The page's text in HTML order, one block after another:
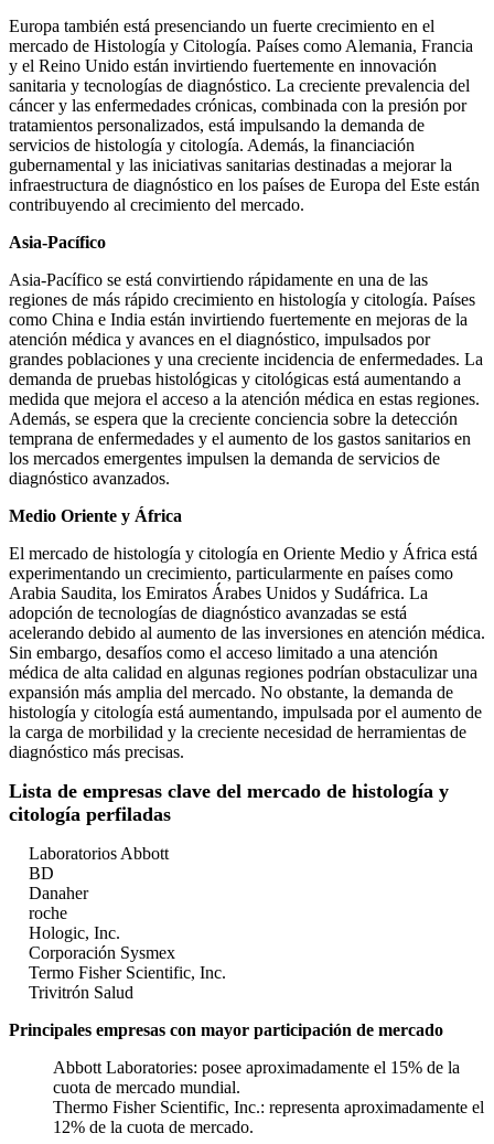
Europa también está presenciando un fuerte crecimiento en el
mercado de Histología y Citología. Países como Alemania, Francia
y el Reino Unido están invirtiendo fuertemente en innovación
sanitaria y tecnologías de diagnóstico. La creciente prevalencia del
cáncer y las enfermedades crónicas, combinada con la presión por
tratamientos personalizados, está impulsando la demanda de
servicios de histología y citología. Además, la financiación
gubernamental y las iniciativas sanitarias destinadas a mejorar la
infraestructura de diagnóstico en los países de Europa del Este están
contribuyendo al crecimiento del mercado.
Asia-Pacífico
Asia-Pacífico se está convirtiendo rápidamente en una de las
regiones de más rápido crecimiento en histología y citología. Países
como China e India están invirtiendo fuertemente en mejoras de la
atención médica y avances en el diagnóstico, impulsados ​​por
grandes poblaciones y una creciente incidencia de enfermedades. La
demanda de pruebas histológicas y citológicas está aumentando a
medida que mejora el acceso a la atención médica en estas regiones.
Además, se espera que la creciente conciencia sobre la detección
temprana de enfermedades y el aumento de los gastos sanitarios en
los mercados emergentes impulsen la demanda de servicios de
diagnóstico avanzados.
Medio Oriente y África
El mercado de histología y citología en Oriente Medio y África está
experimentando un crecimiento, particularmente en países como
Arabia Saudita, los Emiratos Árabes Unidos y Sudáfrica. La
adopción de tecnologías de diagnóstico avanzadas se está
acelerando debido al aumento de las inversiones en atención médica.
Sin embargo, desafíos como el acceso limitado a una atención
médica de alta calidad en algunas regiones podrían obstaculizar una
expansión más amplia del mercado. No obstante, la demanda de
histología y citología está aumentando, impulsada por el aumento de
la carga de morbilidad y la creciente necesidad de herramientas de
diagnóstico más precisas.
Lista de empresas clave del mercado de histología y
citología perfiladas
Laboratorios Abbott
BD
Danaher
roche
Hologic, Inc.
Corporación Sysmex
Termo Fisher Scientific, Inc.
Trivitrón Salud
Principales empresas con mayor participación de mercado
Abbott Laboratories: posee aproximadamente el 15% de la
cuota de mercado mundial.
Thermo Fisher Scientific, Inc.: representa aproximadamente el
12% de la cuota de mercado.